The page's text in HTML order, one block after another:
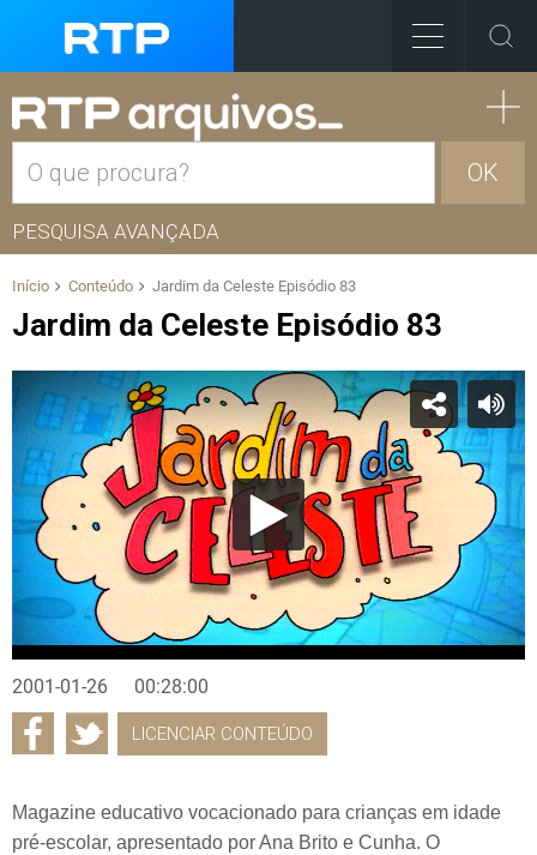
OK
PESQUISA AVANÇADA
Início Conteúdo Jardim da Celeste Episódio 83
Jardim da Celeste Episódio 83
2001-01-26 00:28:00
LICENCIAR CONTEÚDO
Magazine educativo vocacionado para crianças em idade
pré-escolar, apresentado por Ana Brito e Cunha. O